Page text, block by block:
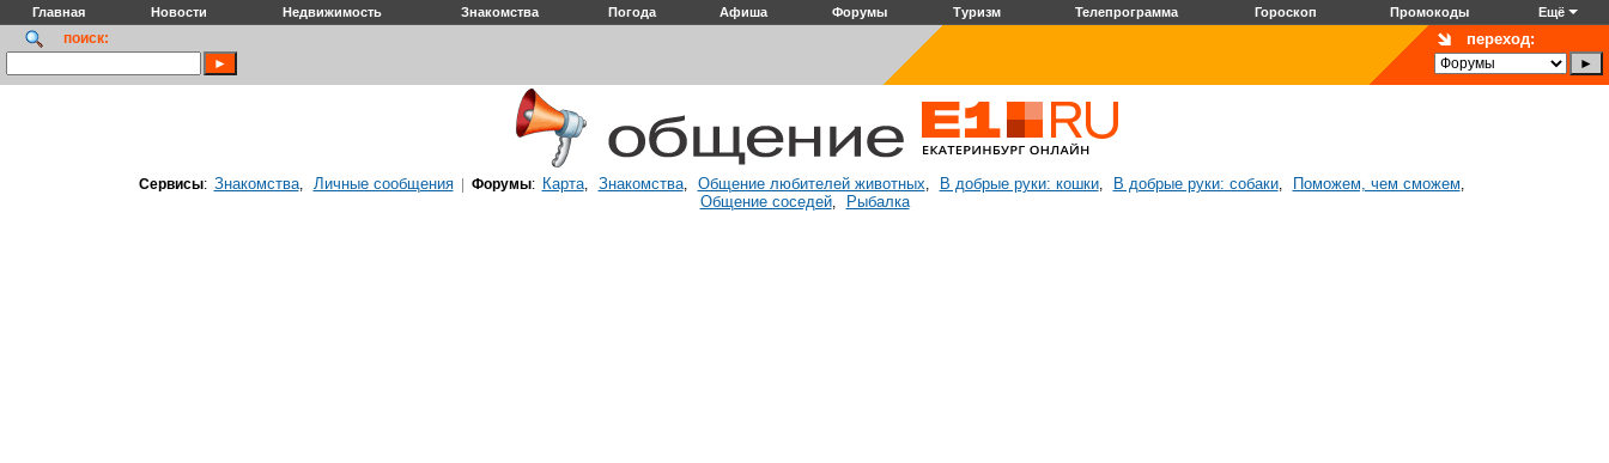
Главная Новости Недвижимость Знакомства Погода Афиша Форумы Туризм Телепрограмма Гороскоп Промокоды Ещё
поиск: переход:
Сервисы: Знакомства, Личные сообщения| Форумы: Карта, Знакомства, Общение любителей животных, В добрые руки: кошки, В добрые руки: собаки, Поможем, чем сможем,
Общение соседей, Рыбалка